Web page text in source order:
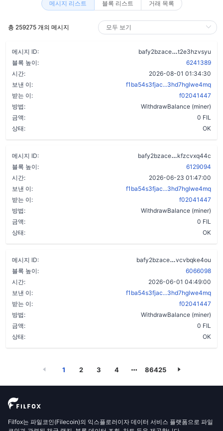
메시지 리스트 블록 리스트 거래 목록
총 259275 개의 메시지
메시지 ID: bafy2bzace
t2e3hzvsyu
블록 높이:
6241389
시간:
2026-08-01 01:34:30
보낸 이:
f1ba54s3fjac...3hd7hglwe4mq
받는 이:
f02041447
방법:
WithdrawBalance (miner)
금액:
0 FIL
상태:
OK
메시지 ID: bafy2bzace
kfzcvxq44c
블록 높이:
6129094
시간:
2026-06-23 01:47:00
보낸 이:
f1ba54s3fjac...3hd7hglwe4mq
받는 이:
f02041447
방법:
WithdrawBalance (miner)
금액:
0 FIL
상태:
OK
메시지 ID: bafy2bzace
vcvbqke4ou
블록 높이:
6066098
시간:
2026-06-01 04:49:00
보낸 이:
f1ba54s3fjac...3hd7hglwe4mq
받는 이:
f02041447
방법:
WithdrawBalance (miner)
금액:
0 FIL
상태:
OK
1 2 3 4 86425
Filfox는 파일코인(Filecoin)의 익스플로러이자 데이터 서비스 플랫폼으로 파일